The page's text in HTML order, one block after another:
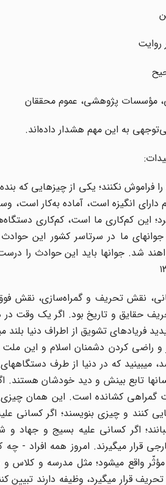
مؤسسات پژوهشی، عموم محققان
به این مهم هشدار داده‌اند.
فراموش نکنند؛ یکی از چیزهایی که
انگیزه است، آماده به‌کار است،
این کم‌کاری ما است، کم‌کاری
ما در سرتاسر کشور این
شد. جوانها باید این حوادث را
نقش تحریف و گمراه‌سازی، نقش
حقایق و تاریخ بود. اگر یک وقت
فریادهای تشویق از اطراف دنیا
راضی کردن دشمنان اسلام و این ملت
میبینید که در دنیا از طرف
تابع بینش و دید خودشان هستند.
گمراهی کشانده است. این همان
کنند و چیزی بنویسند؛ اگر کسانی
اگر کسانی علیه بسیج و جهاد و
قرار میگیرند. امروز همه افراد -
واقع میشود؛ مثل مدرسه و کلاس
قرار میگیرد، وظیفه دارند تبیین